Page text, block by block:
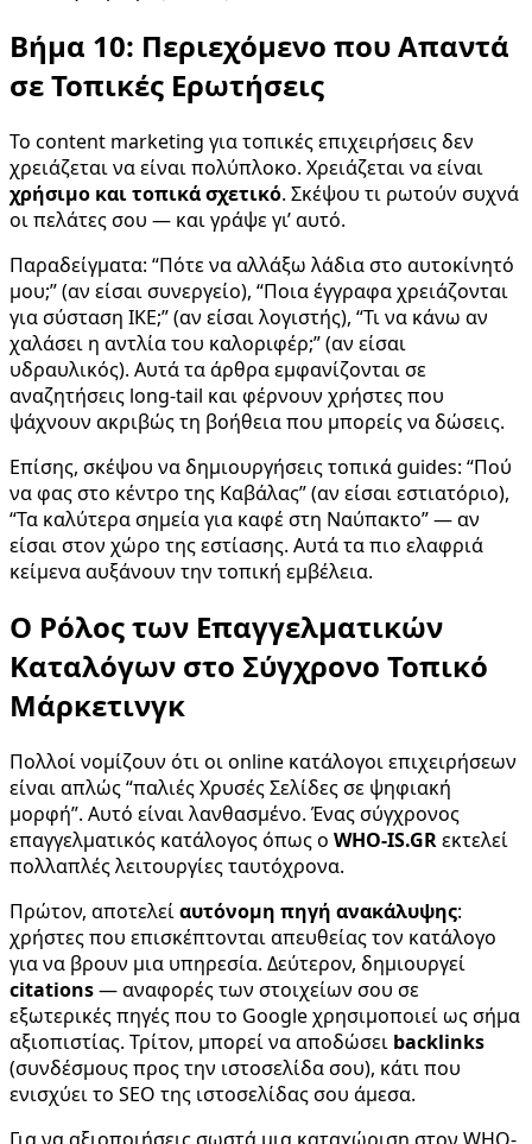
Βήμα 10: Περιεχόμενο που Απαντά
σε Τοπικές Ερωτήσεις
Το content marketing για τοπικές επιχειρήσεις δεν
χρειάζεται να είναι πολύπλοκο. Χρειάζεται να είναι
χρήσιμο και τοπικά σχετικό. Σκέψου τι ρωτούν συχνά
οι πελάτες σου — και γράψε γι’ αυτό.
Παραδείγματα: “Πότε να αλλάξω λάδια στο αυτοκίνητό
μου;” (αν είσαι συνεργείο), “Ποια έγγραφα χρειάζονται
για σύσταση ΙΚΕ;” (αν είσαι λογιστής), “Τι να κάνω αν
χαλάσει η αντλία του καλοριφέρ;” (αν είσαι
υδραυλικός). Αυτά τα άρθρα εμφανίζονται σε
αναζητήσεις long-tail και φέρνουν χρήστες που
ψάχνουν ακριβώς τη βοήθεια που μπορείς να δώσεις.
Επίσης, σκέψου να δημιουργήσεις τοπικά guides: “Πού
να φας στο κέντρο της Καβάλας” (αν είσαι εστιατόριο),
“Τα καλύτερα σημεία για καφέ στη Ναύπακτο” — αν
είσαι στον χώρο της εστίασης. Αυτά τα πιο ελαφριά
κείμενα αυξάνουν την τοπική εμβέλεια.
Ο Ρόλος των Επαγγελματικών
Καταλόγων στο Σύγχρονο Τοπικό
Μάρκετινγκ
Πολλοί νομίζουν ότι οι online κατάλογοι επιχειρήσεων
είναι απλώς “παλιές Χρυσές Σελίδες σε ψηφιακή
μορφή”. Αυτό είναι λανθασμένο. Ένας σύγχρονος
επαγγελματικός κατάλογος όπως ο WHO-IS.GRεκτελεί
πολλαπλές λειτουργίες ταυτόχρονα.
Πρώτον, αποτελείαυτόνομη πηγή ανακάλυψης:
χρήστες που επισκέπτονται απευθείας τον κατάλογο
για να βρουν μια υπηρεσία. Δεύτερον, δημιουργεί
citations— αναφορές των στοιχείων σου σε
εξωτερικές πηγές που το Google χρησιμοποιεί ως σήμα
αξιοπιστίας. Τρίτον, μπορεί να αποδώσει backlinks
(συνδέσμους προς την ιστοσελίδα σου), κάτι που
ενισχύει το SEO της ιστοσελίδας σου άμεσα.